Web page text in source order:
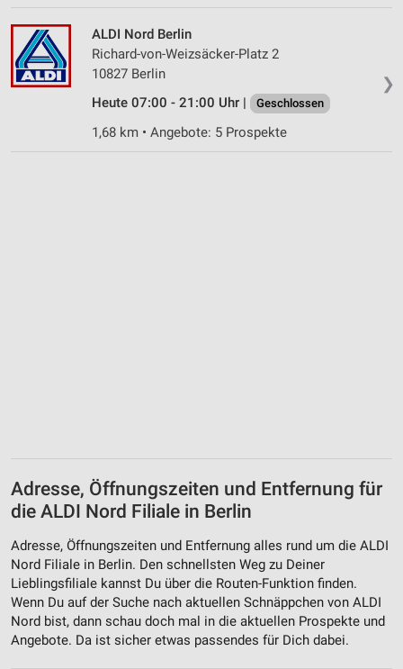
❯
ALDI Nord Berlin
Richard-von-Weizsäcker-Platz 2
10827 Berlin
Heute 07:00 - 21:00 Uhr |
Geschlossen
1,68 km • Angebote: 5 Prospekte
Adresse, Öffnungszeiten und Entfernung für
die ALDI Nord Filiale in Berlin
Adresse, Öffnungszeiten und Entfernung alles rund um die ALDI
Nord Filiale in Berlin. Den schnellsten Weg zu Deiner
Lieblingsfiliale kannst Du über die Routen-Funktion finden.
Wenn Du auf der Suche nach aktuellen Schnäppchen von ALDI
Nord bist, dann schau doch mal in die aktuellen Prospekte und
Angebote. Da ist sicher etwas passendes für Dich dabei.